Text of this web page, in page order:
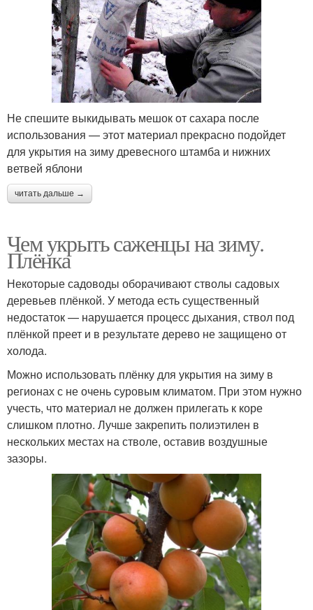
Не спешите выкидывать мешок от сахара после
использования — этот материал прекрасно подойдет
для укрытия на зиму древесного штамба и нижних
ветвей яблони
читать дальше →
Чем укрыть саженцы на зиму.
Плёнка
Некоторые садоводы оборачивают стволы садовых
деревьев плёнкой. У метода есть существенный
недостаток — нарушается процесс дыхания, ствол под
плёнкой преет и в результате дерево не защищено от
холода.
Можно использовать плёнку для укрытия на зиму в
регионах с не очень суровым климатом. При этом нужно
учесть, что материал не должен прилегать к коре
слишком плотно. Лучше закрепить полиэтилен в
нескольких местах на стволе, оставив воздушные
зазоры.